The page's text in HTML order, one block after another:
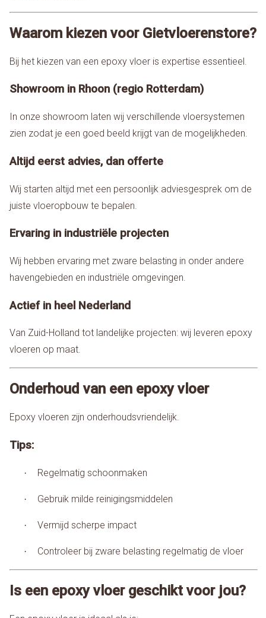
Waarom kiezen voor Gietvloerenstore?
Bij het kiezen van een epoxy vloer is expertise essentieel.
Showroom in Rhoon (regio Rotterdam)
In onze showroom laten wij verschillende vloersystemen
zien zodat je een goed beeld krijgt van de mogelijkheden.
Altijd eerst advies, dan offerte
Wij starten altijd met een persoonlijk adviesgesprek om de
juiste vloeropbouw te bepalen.
Ervaring in industriële projecten
Wij hebben ervaring met zware belasting in onder andere
havengebieden en industriële omgevingen.
Actief in heel Nederland
Van Zuid-Holland tot landelijke projecten: wij leveren epoxy
vloeren op maat.
Onderhoud van een epoxy vloer
Epoxy vloeren zijn onderhoudsvriendelijk.
Tips:
· Regelmatig schoonmaken
· Gebruik milde reinigingsmiddelen
· Vermijd scherpe impact
· Controleer bij zware belasting regelmatig de vloer
Is een epoxy vloer geschikt voor jou?